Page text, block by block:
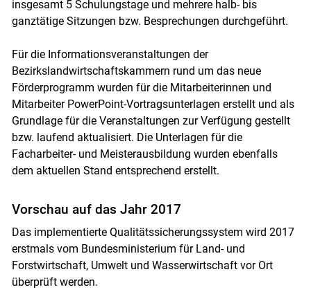
insgesamt 5 Schulungstage und mehrere halb- bis
ganztätige Sitzungen bzw. Besprechungen durchgeführt.
Für die Informationsveranstaltungen der
Bezirkslandwirtschaftskammern rund um das neue
Förderprogramm wurden für die Mitarbeiterinnen und
Mitarbeiter PowerPoint-Vortragsunterlagen erstellt und als
Grundlage für die Veranstaltungen zur Verfügung gestellt
bzw. laufend aktualisiert. Die Unterlagen für die
Facharbeiter- und Meisterausbildung wurden ebenfalls
dem aktuellen Stand entsprechend erstellt.
Vorschau auf das Jahr 2017
Das implementierte Qualitätssicherungssystem wird 2017
erstmals vom Bundesministerium für Land- und
Forstwirtschaft, Umwelt und Wasserwirtschaft vor Ort
überprüft werden.